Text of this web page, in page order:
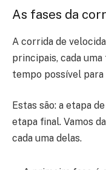
As fases da
A corrida de
principais, cada
tempo possível
Estas são: a etapa
etapa final. Vamos
cada uma delas.